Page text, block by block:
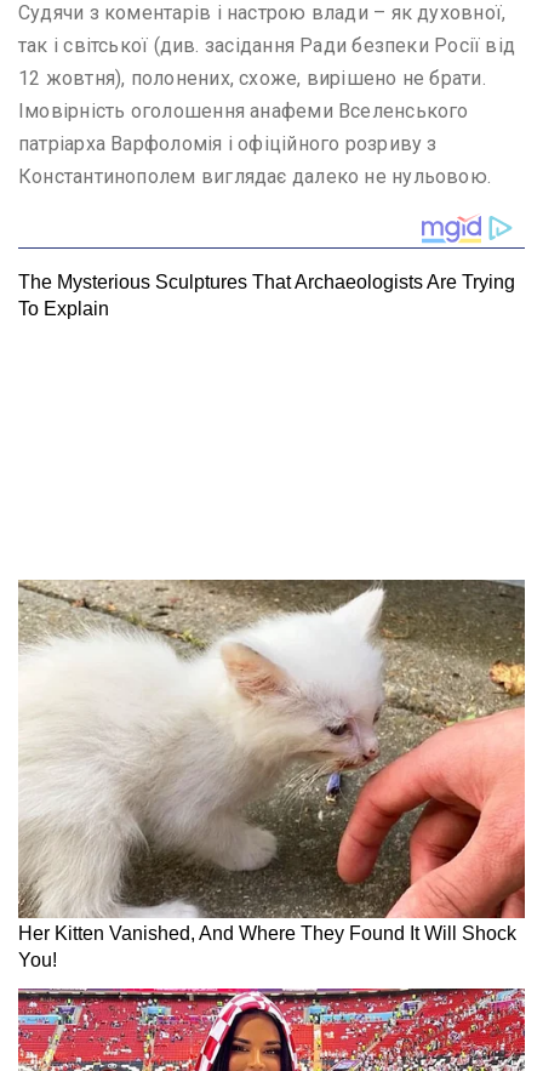
Судячи з коментарів і настрою влади – як духовної,
так і світської (див. засідання Ради безпеки Росії від
12 жовтня), полонених, схоже, вирішено не брати.
Імовірність оголошення анафеми Вселенського
патріарха Варфоломія і офіційного розриву з
Константинополем виглядає далеко не нульовою.